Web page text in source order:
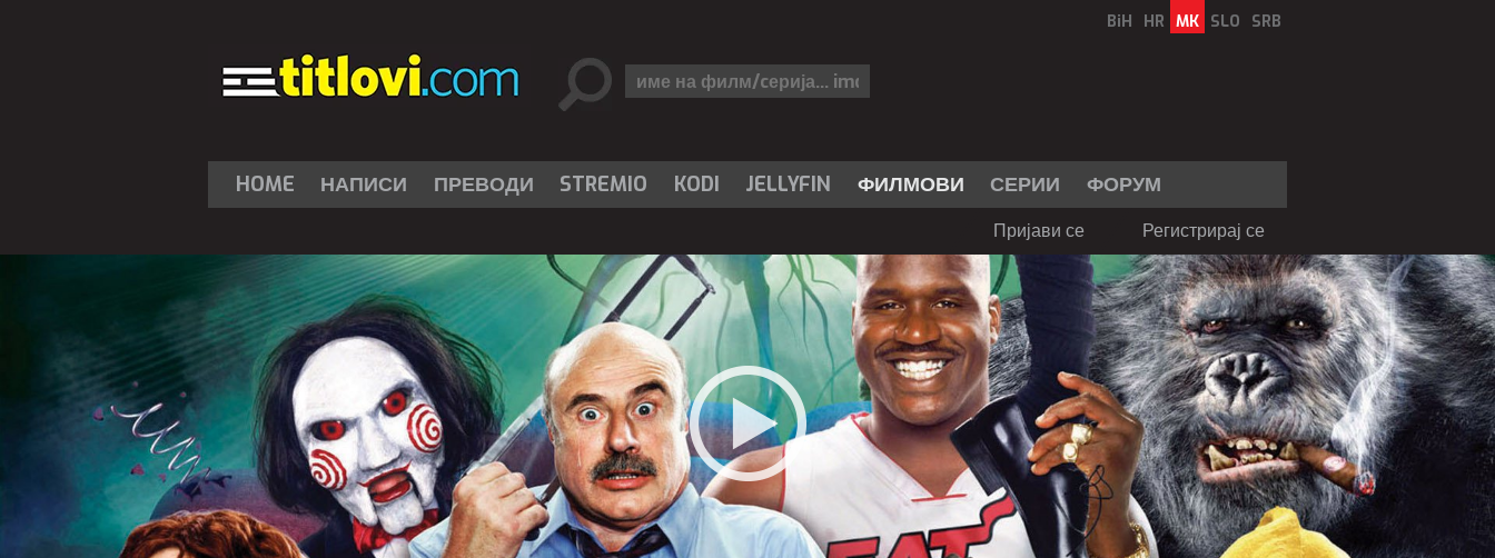
BiH HR MK SLO SRB
HOME НАПИСИ ПРЕВОДИ STREMIO KODI JELLYFIN ФИЛМОВИ СЕРИИ ФОРУМ
Пријави се Регистрирај се